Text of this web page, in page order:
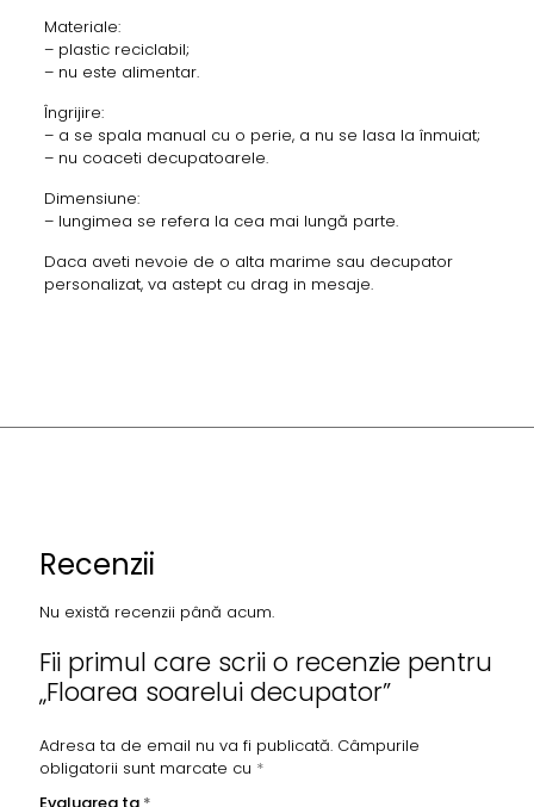
Materiale:
– plastic reciclabil;
– nu este alimentar.
Îngrijire:
– a se spala manual cu o perie, a nu se lasa la înmuiat;
– nu coaceti decupatoarele.
Dimensiune:
– lungimea se refera la cea mai lungă parte.
Daca aveti nevoie de o alta marime sau decupator
personalizat, va astept cu drag in mesaje.
Recenzii
Nu există recenzii până acum.
Fii primul care scrii o recenzie pentru
„Floarea soarelui decupator”
Adresa ta de email nu va fi publicată. Câmpurile
obligatorii sunt marcate cu *